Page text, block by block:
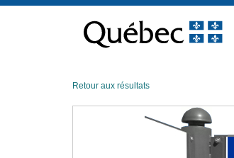
contenu
Retour aux résultats